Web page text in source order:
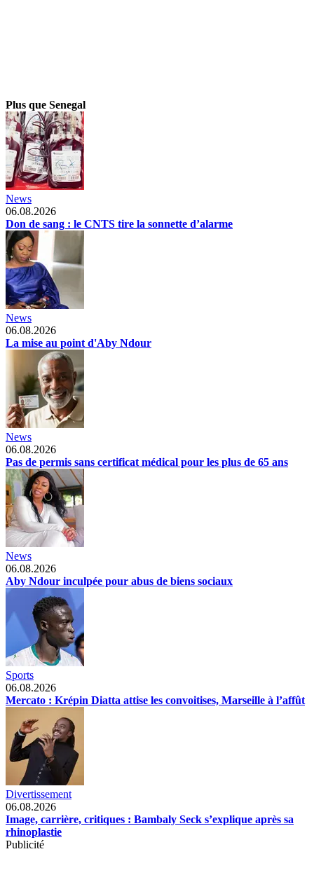
Plus que Senegal
News
06.08.2026
Don de sang : le CNTS tire la sonnette d’alarme
News
06.08.2026
La mise au point d'Aby Ndour
News
06.08.2026
Pas de permis sans certificat médical pour les plus de 65 ans
News
06.08.2026
Aby Ndour inculpée pour abus de biens sociaux
Sports
06.08.2026
Mercato : Krépin Diatta attise les convoitises, Marseille à l’affût
Divertissement
06.08.2026
Image, carrière, critiques : Bambaly Seck s’explique après sa
rhinoplastie
Publicité